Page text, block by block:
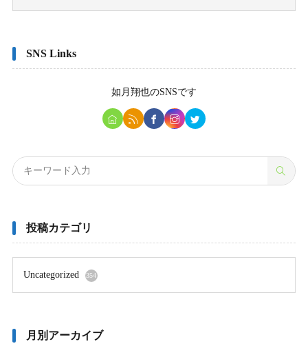
SNS Links
如月翔也のSNSです
投稿カテゴリ
Uncategorized 354
月別アーカイブ